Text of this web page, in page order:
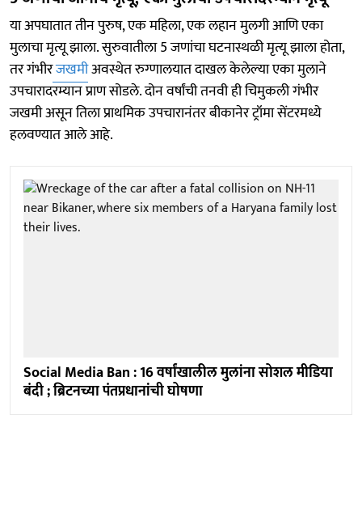
या अपघातात तीन पुरुष, एक महिला, एक लहान मुलगी आणि एका
मुलाचा मृत्यू झाला. सुरुवातीला 5 जणांचा घटनास्थळी मृत्यू झाला होता,
तर गंभीरजखमीअवस्थेत रुग्णालयात दाखल केलेल्या एका मुलाने
उपचारादरम्यान प्राण सोडले. दोन वर्षांची तनवी ही चिमुकली गंभीर
जखमी असून तिला प्राथमिक उपचारानंतर बीकानेर ट्रॉमा सेंटरमध्ये
हलवण्यात आले आहे.
Social Media Ban : 16 वर्षांखालील मुलांना सोशल मीडिया
बंदी ; ब्रिटनच्या पंतप्रधानांची घोषणा